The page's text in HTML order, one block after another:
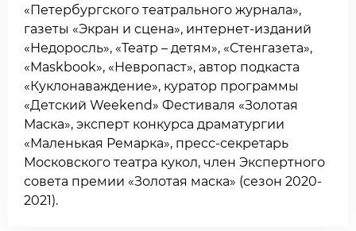
«Петербургского театрального журнала»,
газеты «Экран и сцена», интернет-изданий
«Недоросль», «Театр – детям», «Стенгазета»,
«Maskbook», «Невропаст», автор подкаста
«Куклонаваждение», куратор программы
«Детский Weekend» Фестиваля «Золотая
Маска», эксперт конкурса драматургии
«Маленькая Ремарка», пресс-секретарь
Московского театра кукол, член Экспертного
совета премии «Золотая маска» (сезон 2020-
2021).